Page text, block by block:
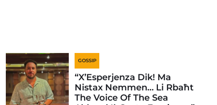
GOSSIP
“X’Esperjenza Dik! Ma
Nistax Nemmen… Li Rbaħt
The Voice Of The Sea